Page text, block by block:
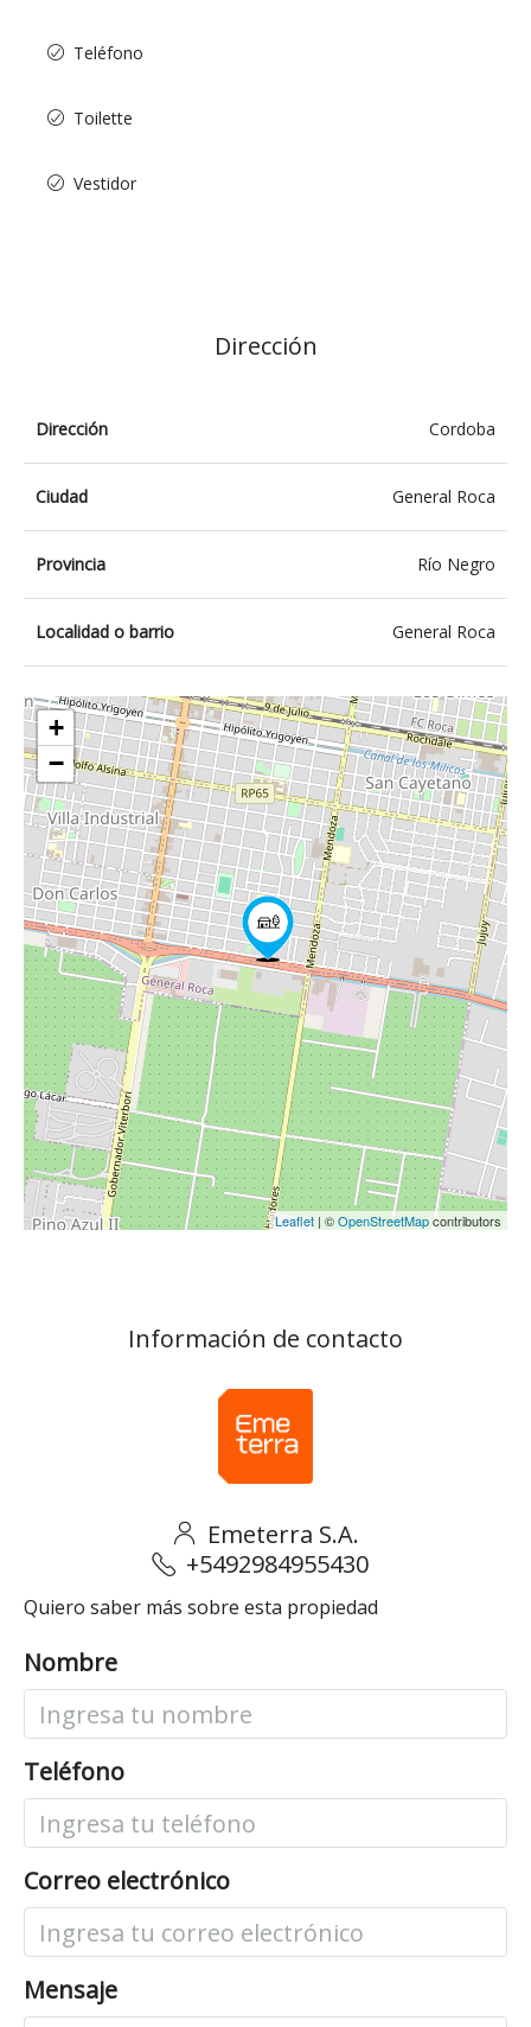
Teléfono
Toilette
Vestidor
Dirección
Dirección Cordoba
Ciudad General Roca
Provincia Río Negro
Localidad o barrio General Roca
+
−
Leaflet | ©OpenStreetMapcontributors
Información de contacto
Emeterra S.A.
+5492984955430
Quiero saber más sobre esta propiedad
Nombre
Teléfono
Correo electrónico
Mensaje